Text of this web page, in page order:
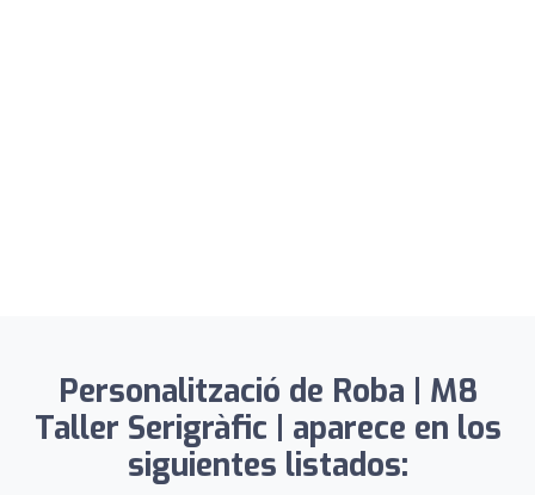
Personalització de Roba | M8
Taller Serigràfic | aparece en los
siguientes listados: